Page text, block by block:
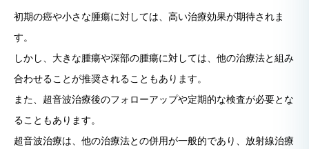
初期の癌や小さな腫瘍に対しては、高い治療効果が期待されま
す。
しかし、大きな腫瘍や深部の腫瘍に対しては、他の治療法と組み
合わせることが推奨されることもあります。
また、超音波治療後のフォローアップや定期的な検査が必要とな
ることもあります。
超音波治療は、他の治療法との併用が一般的であり、放射線治療